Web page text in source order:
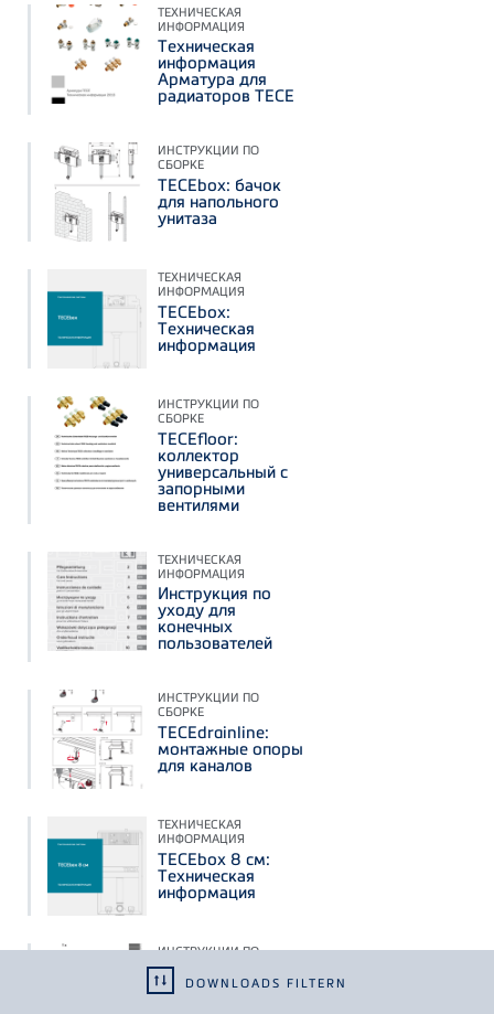
DOWNLOADS FILTERN
ТЕХНИЧЕСКАЯ
ИНФОРМАЦИЯ
Техническая
информация
Арматура для
радиаторов TECE
ИНСТРУКЦИИ ПО
СБОРКЕ
TECEbox: бачок
для напольного
унитаза
ТЕХНИЧЕСКАЯ
ИНФОРМАЦИЯ
TECEbox:
Техническая
информация
ИНСТРУКЦИИ ПО
СБОРКЕ
TECEfloor:
коллектор
универсальный с
запорными
вентилями
ТЕХНИЧЕСКАЯ
ИНФОРМАЦИЯ
Инструкция по
уходу для
конечных
пользователей
ИНСТРУКЦИИ ПО
СБОРКЕ
TECEdrainline:
монтажные опоры
для каналов
ТЕХНИЧЕСКАЯ
ИНФОРМАЦИЯ
TECEbox 8 см:
Техническая
информация
ИНСТРУКЦИИ ПО
СБОРКЕ
TECEprofil:
прокладка для